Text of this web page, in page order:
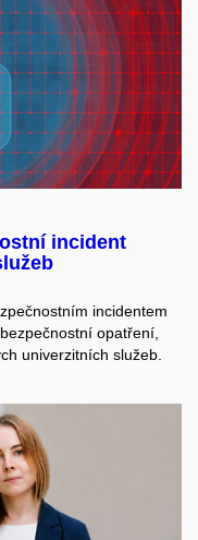
incident
incidentem
opatření,
univerzitních služeb.